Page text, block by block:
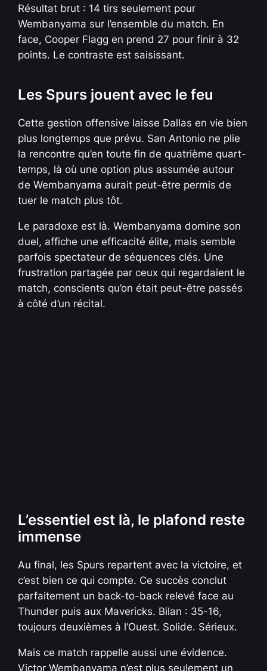
Résultat brut : 14 tirs seulement pour
Wembanyama sur l’ensemble du match. En
face, Cooper Flagg en prend 27 pour finir à 32
points. Le contraste est saisissant.
Les Spurs jouent avec le feu
Cette gestion offensive laisse Dallas en vie bien
plus longtemps que prévu. San Antonio ne plie
la rencontre qu’en toute fin de quatrième quart-
temps, là où une option plus assumée autour
de Wembanyama aurait peut-être permis de
tuer le match plus tôt.
Le paradoxe est là. Wembanyama domine son
duel, affiche une efficacité élite, mais semble
parfois spectateur de séquences clés. Une
frustration partagée par ceux qui regardaient le
match, conscients qu’on était peut-être passés
à côté d’un récital.
L’essentiel est là, le plafond reste
immense
Au final, les Spurs repartent avec la victoire, et
c’est bien ce qui compte. Ce succès conclut
parfaitement un back-to-back relevé face au
Thunder puis aux Mavericks. Bilan : 35-16,
toujours deuxièmes à l’Ouest. Solide. Sérieux.
Mais ce match rappelle aussi une évidence.
Victor Wembanyama n’est plus seulement un